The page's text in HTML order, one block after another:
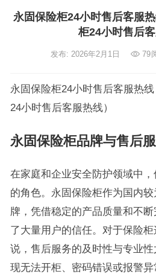
永固保险柜24小时售后客服
柜24小时售后
发布: 2026年2月1日 79
永固保险柜24小时售后客服热
24小时售后客服热线）
永固保险柜品牌与售后
在家庭和企业安全防护领域中
的角色。永固保险柜作为国内
牌，凭借稳定的产品质量和不
了大量用户的信任。对于保险
说，售后服务的及时性与专业
现无法开柜、密码错误或报警